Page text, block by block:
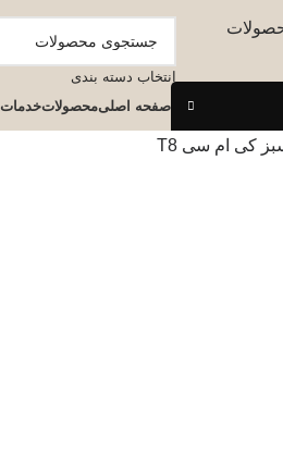
انتخاب دسته بندی
صفحه اصلیمحصولاتخدمات OTC
کنید